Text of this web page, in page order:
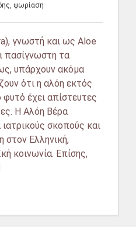
ψωρίαση
γνωστή και ως Aloe
πασίγνωστη τα
υπάρχουν ακόμα
ότι η αλόη εκτός
έχει απίστευτες
Η Αλόη Βέρα
σκοπούς και
στον Ελληνική,
κοινωνία. Επίσης,